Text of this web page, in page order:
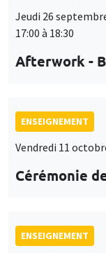
Jeudi 26
17:00 à 18:30
Afterwork -
ENSEIGNEMENT
Vendredi 11
Cérémonie
ENSEIGNEMENT